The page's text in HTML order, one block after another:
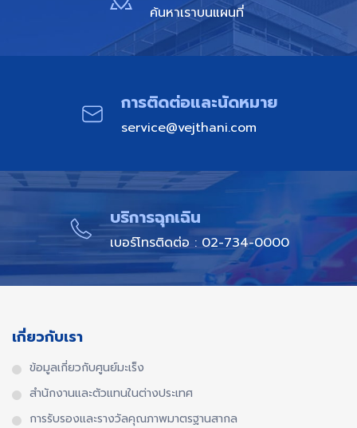
ค้นหาเราบนแผนที่
การติดต่อและนัดหมาย​
service@vejthani.com
บริการฉุกเฉิน​
เบอร์โทรติดต่อ : 02-734-0000
เกี่ยวกับเรา
ข้อมูลเกี่ยวกับศูนย์มะเร็ง
สำนักงานและตัวแทนในต่างประเทศ​
การรับรองและรางวัลคุณภาพมาตรฐานสากล​